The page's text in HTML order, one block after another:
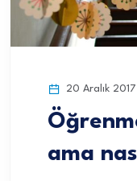
20 Aralık 2017
ama